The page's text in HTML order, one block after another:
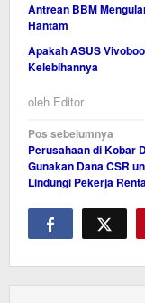
Antrean BBM
Hantam
Apakah ASUS
Kelebihannya
oleh Editor
Navigasi
pos
Pos sebelumnya
Perusahaan di Kobar
Gunakan Dana CSR
Lindungi Pekerja